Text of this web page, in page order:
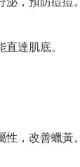
達肌底。
，改善蠟黃。